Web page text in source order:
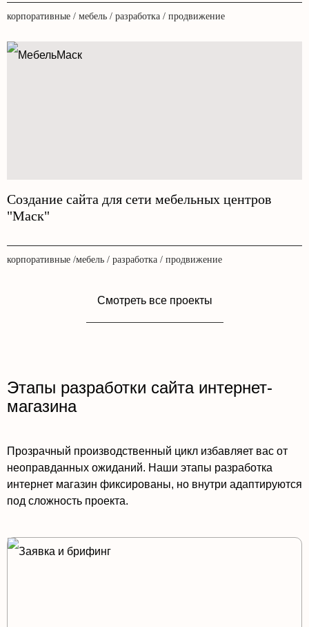
корпоративные / мебель / разработка / продвижение
Создание сайта для сети мебельных центров
"Маск"
корпоративные /мебель / разработка / продвижение
Смотреть все проекты
Этапы разработки сайта интернет-
магазина
Прозрачный производственный цикл избавляет вас от
неоправданных ожиданий. Наши этапы разработка
интернет магазин фиксированы, но внутри адаптируются
под сложность проекта.